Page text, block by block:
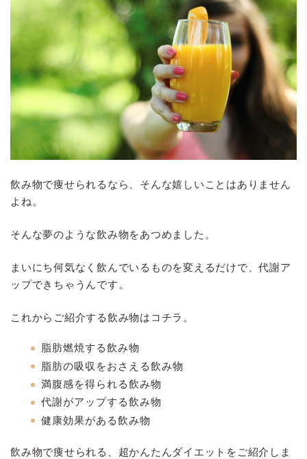
飲み物で痩せられるなら、そんな嬉しいことはありません
よね。
そんな夢のような飲み物をあつめました。
まいにち何気なく飲んでいるものを変えるだけで、代謝ア
ップできちゃうんです。
これからご紹介する飲み物はコチラ。
脂肪燃焼する飲み物
脂肪の吸収をおさえる飲み物
満腹感を得られる飲み物
代謝がアップする飲み物
健康効果がある飲み物
飲み物で痩せられる、超かんたんダイエットをご紹介しま